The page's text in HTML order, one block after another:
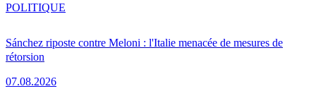
Sánchez riposte contre Meloni : l'Italie menacée de mesures de
rétorsion
07.08.2026
POLITIQUE